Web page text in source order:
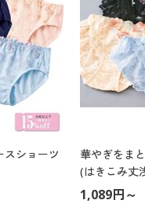
スショーツ
華やぎをま
(はきこみ丈
1,089円～